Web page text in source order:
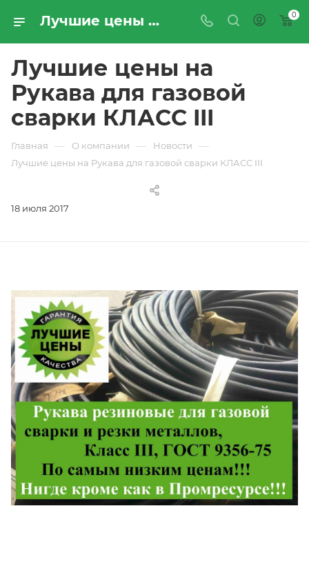
Лучшие цены на Рукава для газовой сварки КЛАСС III | Новости компании «ПРОМРЕСУРССЕРВИС» 0
Лучшие цены на
Рукава для газовой
сварки КЛАСС III
Главная — О компании — Новости —
Лучшие цены на Рукава для газовой сварки КЛАСС III
18 июля 2017